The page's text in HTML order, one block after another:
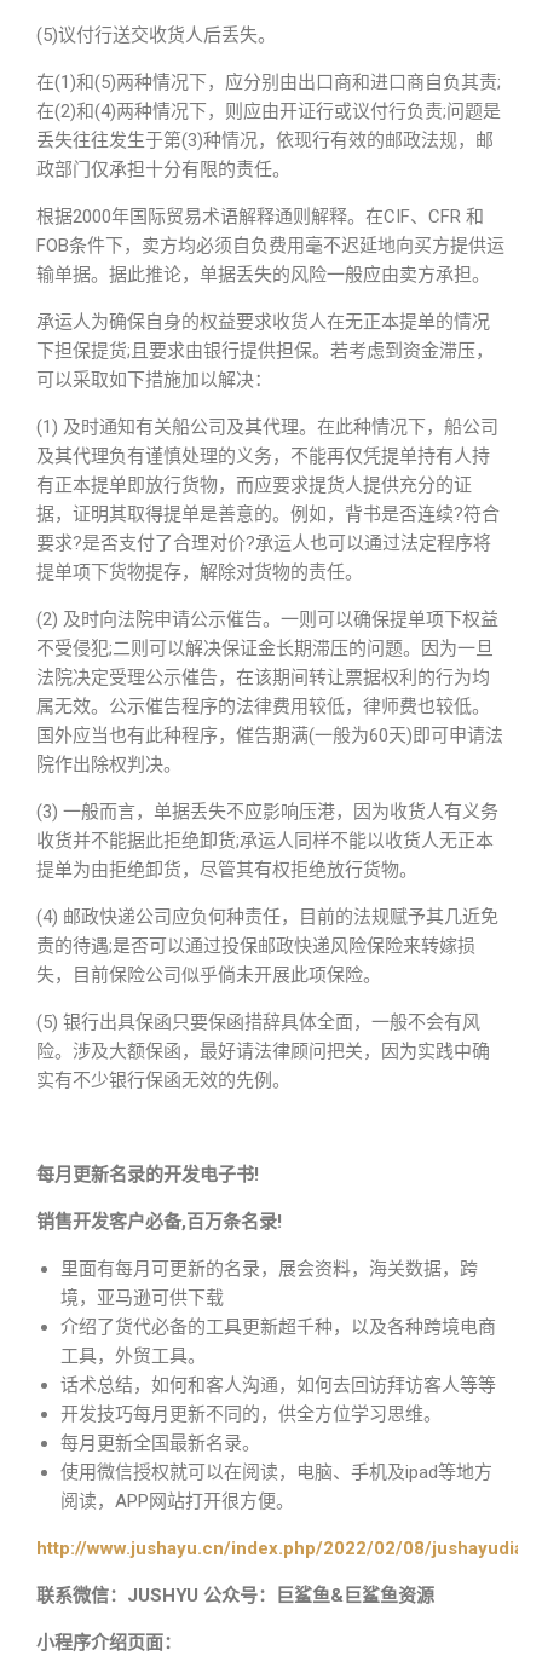
(5)议付行送交收货人后丢失。
在(1)和(5)两种情况下，应分别由出口商和进口商自负其责;
在(2)和(4)两种情况下，则应由开证行或议付行负责;问题是
丢失往往发生于第(3)种情况，依现行有效的邮政法规，邮
政部门仅承担十分有限的责任。
根据2000年国际贸易术语解释通则解释。在CIF、CFR 和
FOB条件下，卖方均必须自负费用毫不迟延地向买方提供运
输单据。据此推论，单据丢失的风险一般应由卖方承担。
承运人为确保自身的权益要求收货人在无正本提单的情况
下担保提货;且要求由银行提供担保。若考虑到资金滞压，
可以采取如下措施加以解决：
(1) 及时通知有关船公司及其代理。在此种情况下，船公司
及其代理负有谨慎处理的义务，不能再仅凭提单持有人持
有正本提单即放行货物，而应要求提货人提供充分的证
据，证明其取得提单是善意的。例如，背书是否连续?符合
要求?是否支付了合理对价?承运人也可以通过法定程序将
提单项下货物提存，解除对货物的责任。
(2) 及时向法院申请公示催告。一则可以确保提单项下权益
不受侵犯;二则可以解决保证金长期滞压的问题。因为一旦
法院决定受理公示催告，在该期间转让票据权利的行为均
属无效。公示催告程序的法律费用较低，律师费也较低。
国外应当也有此种程序，催告期满(一般为60天)即可申请法
院作出除权判决。
(3) 一般而言，单据丢失不应影响压港，因为收货人有义务
收货并不能据此拒绝卸货;承运人同样不能以收货人无正本
提单为由拒绝卸货，尽管其有权拒绝放行货物。
(4) 邮政快递公司应负何种责任，目前的法规赋予其几近免
责的待遇;是否可以通过投保邮政快递风险保险来转嫁损
失，目前保险公司似乎倘未开展此项保险。
(5) 银行出具保函只要保函措辞具体全面，一般不会有风
险。涉及大额保函，最好请法律顾问把关，因为实践中确
实有不少银行保函无效的先例。
每月更新名录的开发电子书!
销售开发客户必备,百万条名录!
里面有每月可更新的名录，展会资料，海关数据，跨
境，亚马逊可供下载
介绍了货代必备的工具更新超千种，以及各种跨境电商
工具，外贸工具。
话术总结，如何和客人沟通，如何去回访拜访客人等等
开发技巧每月更新不同的，供全方位学习思维。
每月更新全国最新名录。
使用微信授权就可以在阅读，电脑、手机及ipad等地方
阅读，APP网站打开很方便。
http://www.jushayu.cn/index.php/2022/02/08/
联系微信：JUSHYU 公众号：巨鲨鱼&巨鲨鱼资源
小程序介绍页面：